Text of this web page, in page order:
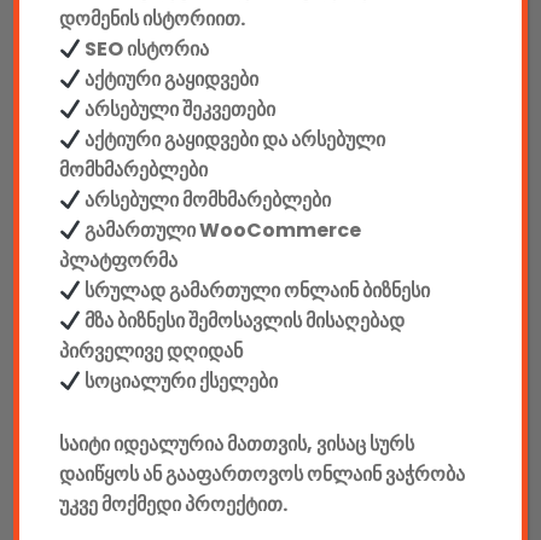
კაბელები & დამტენები
დისკები
ჩანთები
სეიფები
კონსტრუქტორები
E-mobility
კომპიუტერები & აქსესუარები
ტელეფონები & აქსესუარები
დომენის ისტორიით.
SEO ისტორია
აქტიური გაყიდვები
არსებული შეკვეთები
აქტიური გაყიდვები და არსებული
მომხმარებლები
არსებული მომხმარებლები
გამართული WooCommerce
პლატფორმა
სრულად გამართული ონლაინ ბიზნესი
მზა ბიზნესი შემოსავლის მისაღებად
პირველივე დღიდან
სოციალური ქსელები
საიტი იდეალურია მათთვის, ვისაც სურს
დაიწყოს ან გააფართოვოს ონლაინ ვაჭრობა
უკვე მოქმედი პროექტით.